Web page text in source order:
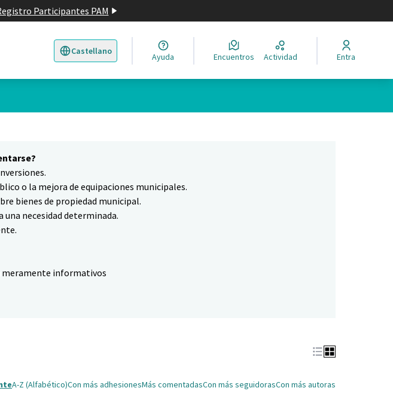
Participantes PAM
Castellano
Triar la llengua Elegir el idioma
Ayuda Encuentros Actividad Entra
10
o la mejora de equipaciones municipales.
bienes de propiedad municipal.
una necesidad determinada.
meramente informativos
A-Z (Alfabético)Con más adhesionesMás comentadasCon más seguidorasCon más autoras